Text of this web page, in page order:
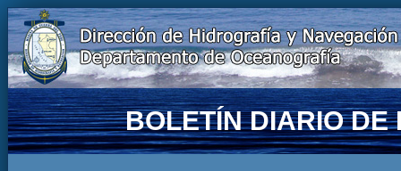
BOLETÍN DIARIO DE